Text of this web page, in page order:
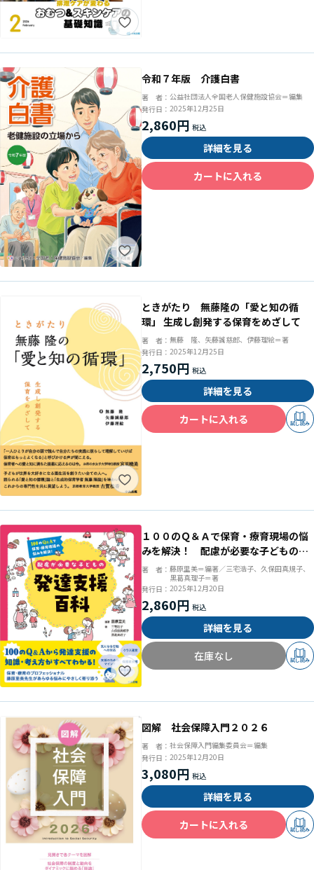
令和７年版 介護白書
著 者： 公益社団法人全国老人保健施設協会＝編集
発行日： 2025年12月25日
2,860円
詳細を見る
カートに入れる
ときがたり 無藤隆の「愛と知の循
環」 生成し創発する保育をめざして
著 者： 無藤 隆、矢藤誠慈郎、伊藤理絵＝著
発行日： 2025年12月25日
2,750円
詳細を見る
カートに入れる
試し読み
１００のＱ＆Ａで保育・療育現場の悩
みを解決！ 配慮が必要な子どもの発
達支援百科
著 者： 藤原里美＝編著／三宅浩子、久保田真規子、
黒葛真理子＝著
発行日： 2025年12月20日
2,860円
詳細を見る
在庫なし
試し読み
図解 社会保障入門２０２６
著 者： 社会保障入門編集委員会＝編集
発行日： 2025年12月20日
3,080円
詳細を見る
カートに入れる
試し読み